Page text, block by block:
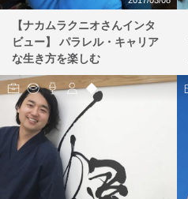
【ナカムラクニオさんインタ
ビュー】 パラレル・キャリア
な生き方を楽しむ